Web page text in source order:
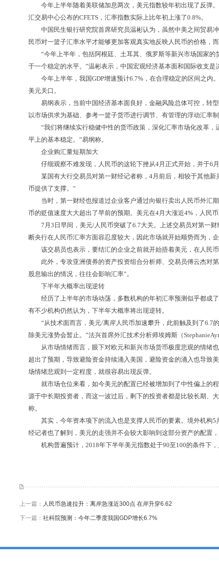
今年上半年随着美联储加息两次，美元指数较年初出现了反弹。
汇交易中心公布的CFETS，汇率指数实际上比年初上涨了0.8%。
中国民生银行研究院首席研究员温彬认为，虽然中美之间贸易冲
民币对一篮子汇率水平才能够更加客观真实地反映人民币的价格，
“今年上半年，包括阿根廷、土耳其、俄罗斯等新兴市场国家的
于一个稳定的水平。”温彬表示，中国宏观经济基本面和国际收支
今年上半年，我国GDP增速预计6.7%，在合理稳定的区间之内
美元关口。
易纲表示，当前中国经济基本面良好，金融风险总体可控，转
以市场供求为基础、参考一篮子货币进行调节、有管理的浮动汇率
“我们将继续实行稳健中性的货币政策，深化汇率市场化改革，
平上的基本稳定。”易纲称。
企业购汇量短期加大
仔细观察不难发现，人民币的这轮下挫从4月正式开始，并于6
某国有大行交易员对第一财经记者称，4月前后，相较于其他新
币提供了支撑。”
当时，第一财经也报道过企业客户通过向银行卖出人民币外汇
币的贬值速度大大超出了早前的预期。美元在4月大涨近4%，人民
7月3日早间，美元/人民币突破了6.7大关。上述交易员对第一财
断央行在人民币汇率方面容忍度较大，因此市场就开始顺势而为，
该交易员也表示，要结汇的企业之前就开始捂着美元，在人民
此外，专攻亚洲债券的资产投资组合分析师、交易员傅云杰对第
股息输出的情况，往往会影响汇率”。
下半年大概率出现逆转
经历了上半年的市场动荡，多数机构的年初汇率预测似乎都成
有不少机构仍然认为，下半年大概率将出现逆转。
“从技术面而言，美元/离岸人民币加速攀升，此前触及到了6.7
除美元涨势会暂止。”法兴首席外汇技术分析师埃姆斯（
从市场情绪而言，眼下对欧元和新兴市场货币极度悲观的情绪也
超出了预期，导致避险资金持续涌入美国，避险资金的涌入也导致
场情绪悲观到一定程度，就很容易出现反弹。
就市场仓位来看，如今美元的配置已经被增加到了中性偏上的程
源于中长期投资者，而这一波过后，剩下的投资者都是比较长期、
称。
其实，今年资本项下的流入也是支撑人民币的要素。境外机构5
经记者也了解到，美元的走强并不会较大影响到这部分资产的配置
机构普遍预计，2018年下半年美元指数处于90至100的条件下，
上一篇： 人民币急速拉升：离岸急涨近300点 在岸升穿6.62
下一篇： 社科院预测：今年二季度我国GDP增长6.7%